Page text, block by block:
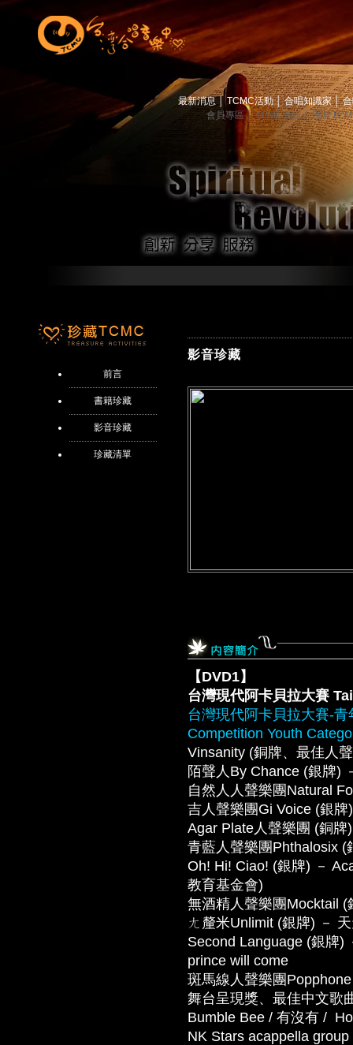
最新消息 TCMC活動│ 合唱知識家│
會員專區│ TCMC會訊│ 關於
前言
書籍珍藏
影音珍藏
珍藏清單
影音珍藏
【DVD1】
台灣現代阿卡貝拉大賽
台灣現代阿卡貝拉大賽-
Competition Youth
Vinsanity (銅牌、最佳人
陌聲人By Chance (銀牌)
自然人人聲樂團Natural
吉人聲樂團Gi Voice (銀
Agar Plate人聲樂團 (銅牌
青藍人聲樂團Phthalosix (
Oh! Hi! Ciao! (銀牌) －
教育基金會)
無酒精人聲樂團Mocktail
ㄤ釐米Unlimit (銀牌) －
Second Language (銀牌)
prince will come
斑馬線人聲樂團
舞台呈現獎、最佳中文歌
Bumble Bee / 有沒有 / 
NK Stars acappella